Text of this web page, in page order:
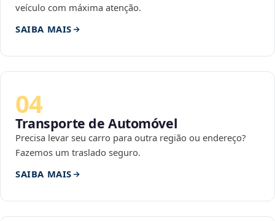
veículo com máxima atenção.
SAIBA MAIS
04
Transporte de Automóvel
Precisa levar seu carro para outra região ou endereço?
Fazemos um traslado seguro.
SAIBA MAIS